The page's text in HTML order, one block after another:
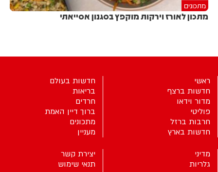
מתכונים
מתכון לאורז וירקות מוקפץ בסגנון אסייאתי
ראשי
חדשות ברצף
מדור וידאו
פוליטי
חרבות ברזל
חדשות בארץ
חדשות בעולם
בריאות
חרדים
ברוך דיין האמת
מתכונים
מעניין
מדיני
גלריות
יצירת קשר
תנאי שימוש